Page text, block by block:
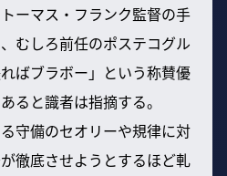
ーマス・フランク監督の手
むしろ前任のポステコグル
ばブラボー」という称賛優
ると識者は指摘する。
守備のセオリーや規律に対
徹底させようとするほど軋